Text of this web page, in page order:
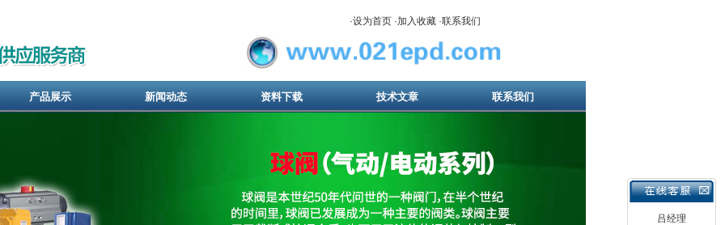
·设为首页 ·加入收藏 ·联系我们
产品展示 新闻动态 资料下载 技术文章 联系我们
吕经理